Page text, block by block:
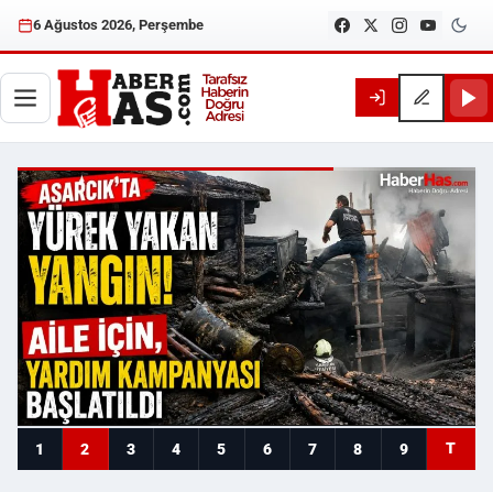
6 Ağustos 2026, Perşembe
Haberhas — Samsun Son
1 2 3 4 5 6 7 8 9 T